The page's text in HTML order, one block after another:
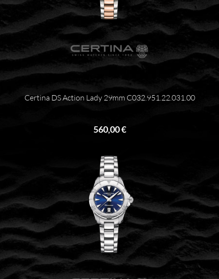
Certina DS Action Lady 29mm C032.951.22.031.00
560,00 €